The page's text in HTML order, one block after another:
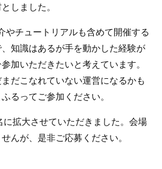
しました。
やチュートリアルも含めて開催する
知識はあるが手を動かした経験が
加いただきたいと考えています。
だこなれていない運営になるかも
るってご参加ください。
拡大させていただきました。会場
んが、是非ご応募ください。